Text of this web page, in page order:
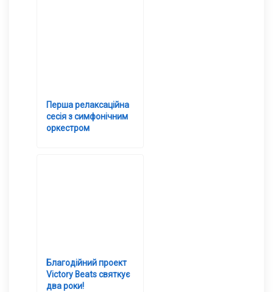
Перша релаксаційна
сесія з симфонічним
оркестром
Благодійний проект
Victory Beats святкує
два роки!